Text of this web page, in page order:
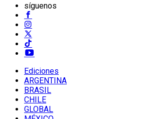
síguenos
Ediciones
ARGENTINA
BRASIL
CHILE
GLOBAL